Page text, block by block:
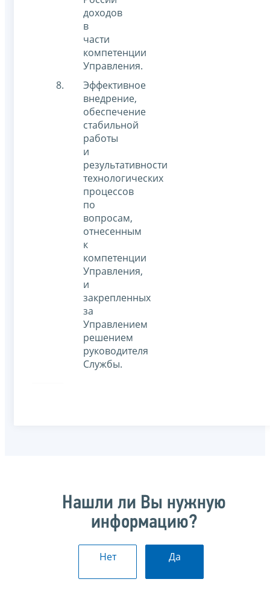
доходов
в
части
компетенции
Управления.
Эффективное
внедрение,
обеспечение
стабильной
работы
и
результативности
технологических
процессов
по
вопросам,
отнесенным
к
компетенции
Управления,
и
закрепленных
за
Управлением
решением
руководителя
Службы.
Нашли ли Вы нужную
информацию?
Нет Да